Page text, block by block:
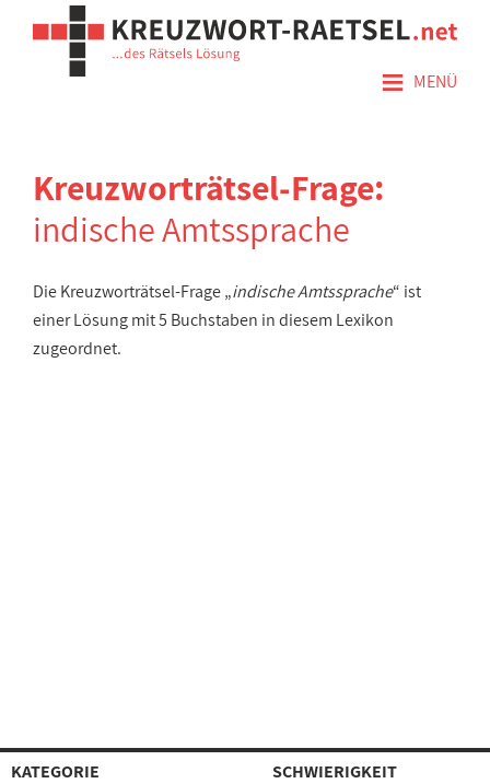
≡ MENÜ
Kreuzworträtsel-Frage:
indische Amtssprache
Die Kreuzworträtsel-Frage „indische Amtssprache“ ist
einer Lösung mit 5 Buchstaben in diesem Lexikon
zugeordnet.
KATEGORIE
SCHWIERIGKEIT